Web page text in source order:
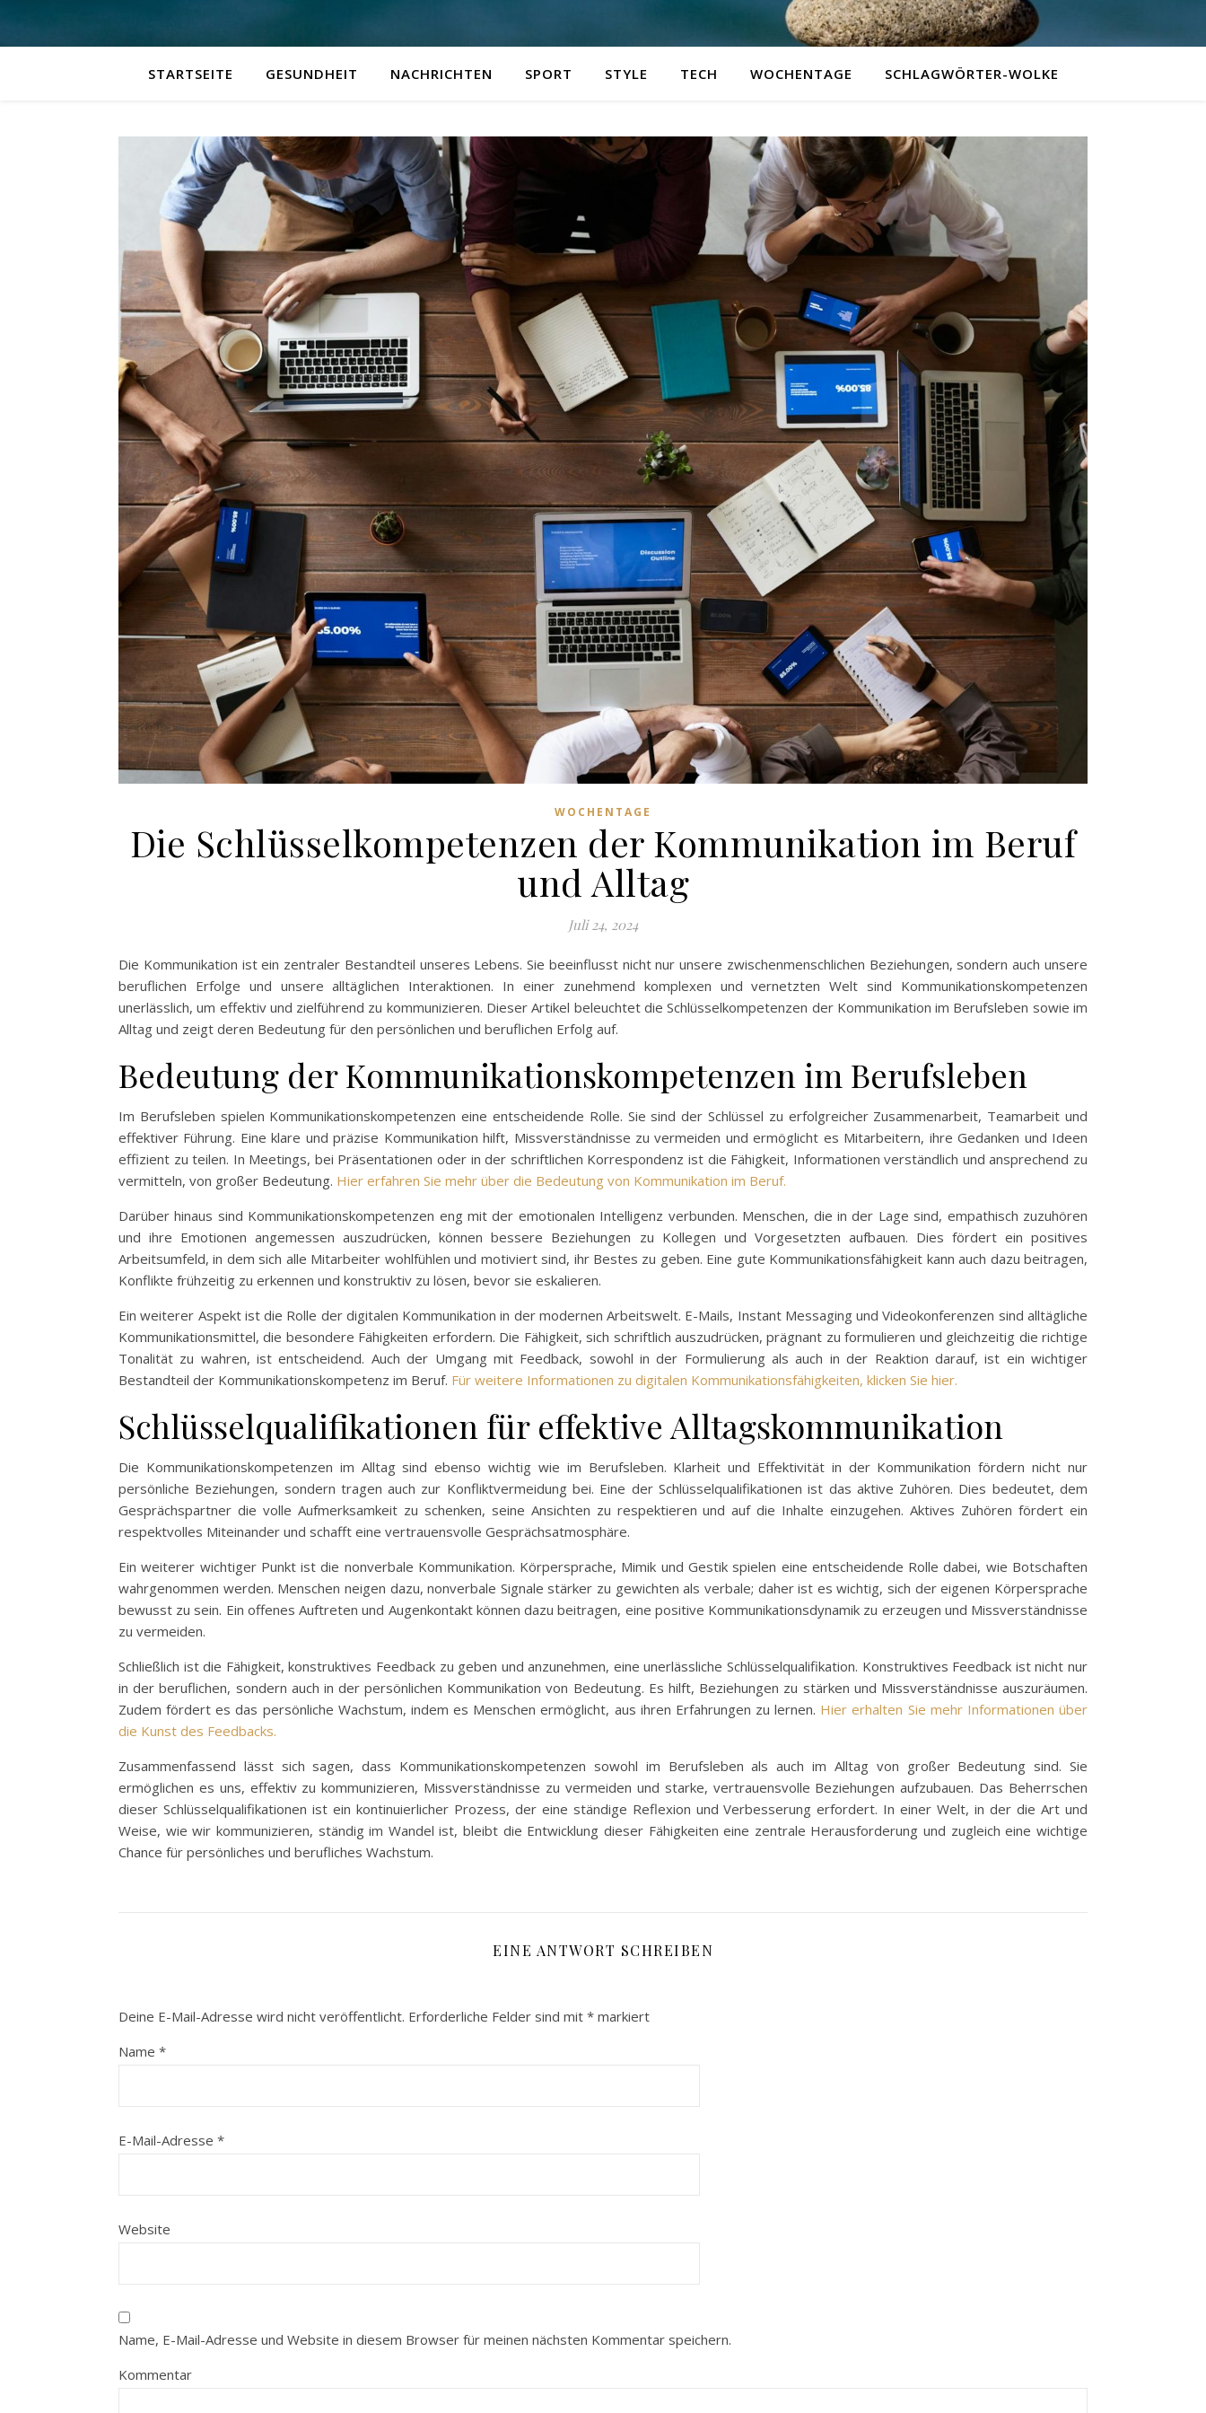
STARTSEITE GESUNDHEIT NACHRICHTEN SPORT STYLE TECH WOCHENTAGE SCHLAGWÖRTER-WOLKE
WOCHENTAGE
Die Schlüsselkompetenzen der Kommunikation im Beruf
und Alltag
Juli 24, 2024
Die Kommunikation ist ein zentraler Bestandteil unseres Lebens. Sie beeinflusst nicht nur unsere zwischenmenschlichen Beziehungen, sondern auch unsere
beruflichen Erfolge und unsere alltäglichen Interaktionen. In einer zunehmend komplexen und vernetzten Welt sind Kommunikationskompetenzen
unerlässlich, um effektiv und zielführend zu kommunizieren. Dieser Artikel beleuchtet die Schlüsselkompetenzen der Kommunikation im Berufsleben sowie im
Alltag und zeigt deren Bedeutung für den persönlichen und beruflichen Erfolg auf.
Bedeutung der Kommunikationskompetenzen im Berufsleben
Im Berufsleben spielen Kommunikationskompetenzen eine entscheidende Rolle. Sie sind der Schlüssel zu erfolgreicher Zusammenarbeit, Teamarbeit und
effektiver Führung. Eine klare und präzise Kommunikation hilft, Missverständnisse zu vermeiden und ermöglicht es Mitarbeitern, ihre Gedanken und Ideen
effizient zu teilen. In Meetings, bei Präsentationen oder in der schriftlichen Korrespondenz ist die Fähigkeit, Informationen verständlich und ansprechend zu
vermitteln, von großer Bedeutung. Hier erfahren Sie mehr über die Bedeutung von Kommunikation im Beruf.
Darüber hinaus sind Kommunikationskompetenzen eng mit der emotionalen Intelligenz verbunden. Menschen, die in der Lage sind, empathisch zuzuhören
und ihre Emotionen angemessen auszudrücken, können bessere Beziehungen zu Kollegen und Vorgesetzten aufbauen. Dies fördert ein positives
Arbeitsumfeld, in dem sich alle Mitarbeiter wohlfühlen und motiviert sind, ihr Bestes zu geben. Eine gute Kommunikationsfähigkeit kann auch dazu beitragen,
Konflikte frühzeitig zu erkennen und konstruktiv zu lösen, bevor sie eskalieren.
Ein weiterer Aspekt ist die Rolle der digitalen Kommunikation in der modernen Arbeitswelt. E-Mails, Instant Messaging und Videokonferenzen sind alltägliche
Kommunikationsmittel, die besondere Fähigkeiten erfordern. Die Fähigkeit, sich schriftlich auszudrücken, prägnant zu formulieren und gleichzeitig die richtige
Tonalität zu wahren, ist entscheidend. Auch der Umgang mit Feedback, sowohl in der Formulierung als auch in der Reaktion darauf, ist ein wichtiger
Bestandteil der Kommunikationskompetenz im Beruf. Für weitere Informationen zu digitalen Kommunikationsfähigkeiten, klicken Sie hier.
Schlüsselqualifikationen für effektive Alltagskommunikation
Die Kommunikationskompetenzen im Alltag sind ebenso wichtig wie im Berufsleben. Klarheit und Effektivität in der Kommunikation fördern nicht nur
persönliche Beziehungen, sondern tragen auch zur Konfliktvermeidung bei. Eine der Schlüsselqualifikationen ist das aktive Zuhören. Dies bedeutet, dem
Gesprächspartner die volle Aufmerksamkeit zu schenken, seine Ansichten zu respektieren und auf die Inhalte einzugehen. Aktives Zuhören fördert ein
respektvolles Miteinander und schafft eine vertrauensvolle Gesprächsatmosphäre.
Ein weiterer wichtiger Punkt ist die nonverbale Kommunikation. Körpersprache, Mimik und Gestik spielen eine entscheidende Rolle dabei, wie Botschaften
wahrgenommen werden. Menschen neigen dazu, nonverbale Signale stärker zu gewichten als verbale; daher ist es wichtig, sich der eigenen Körpersprache
bewusst zu sein. Ein offenes Auftreten und Augenkontakt können dazu beitragen, eine positive Kommunikationsdynamik zu erzeugen und Missverständnisse
zu vermeiden.
Schließlich ist die Fähigkeit, konstruktives Feedback zu geben und anzunehmen, eine unerlässliche Schlüsselqualifikation. Konstruktives Feedback ist nicht nur
in der beruflichen, sondern auch in der persönlichen Kommunikation von Bedeutung. Es hilft, Beziehungen zu stärken und Missverständnisse auszuräumen.
Zudem fördert es das persönliche Wachstum, indem es Menschen ermöglicht, aus ihren Erfahrungen zu lernen. Hier erhalten Sie mehr Informationen über
die Kunst des Feedbacks.
Zusammenfassend lässt sich sagen, dass Kommunikationskompetenzen sowohl im Berufsleben als auch im Alltag von großer Bedeutung sind. Sie
ermöglichen es uns, effektiv zu kommunizieren, Missverständnisse zu vermeiden und starke, vertrauensvolle Beziehungen aufzubauen. Das Beherrschen
dieser Schlüsselqualifikationen ist ein kontinuierlicher Prozess, der eine ständige Reflexion und Verbesserung erfordert. In einer Welt, in der die Art und
Weise, wie wir kommunizieren, ständig im Wandel ist, bleibt die Entwicklung dieser Fähigkeiten eine zentrale Herausforderung und zugleich eine wichtige
Chance für persönliches und berufliches Wachstum.
EINE ANTWORT SCHREIBEN
Deine E-Mail-Adresse wird nicht veröffentlicht. Erforderliche Felder sind mit * markiert
Name *
E-Mail-Adresse *
Website
Name, E-Mail-Adresse und Website in diesem Browser für meinen nächsten Kommentar speichern.
Kommentar